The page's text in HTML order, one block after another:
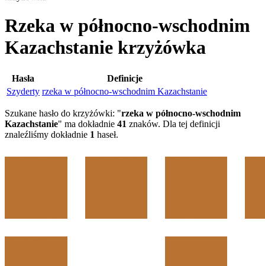
Rzeka w północno-wschodnim
Kazachstanie krzyżówka
Hasła
Definicje
Szyderty rzeka w północno-wschodnim Kazachstanie
Szukane hasło do krzyżówki: "rzeka w północno-wschodnim
Kazachstanie" ma dokładnie 41 znaków. Dla tej definicji
znaleźliśmy dokładnie 1 haseł.